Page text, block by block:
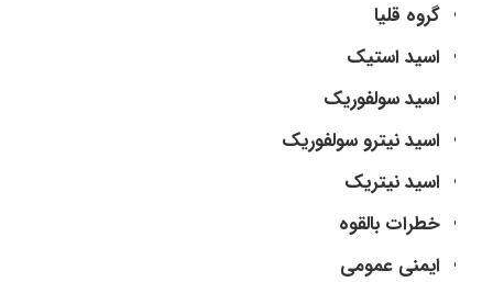
گروه قلیا
اسید استیک
اسید سولفوریک
اسید نیترو سولفوریک
اسید نیتریک
خطرات بالقوه
ایمنی عمومی